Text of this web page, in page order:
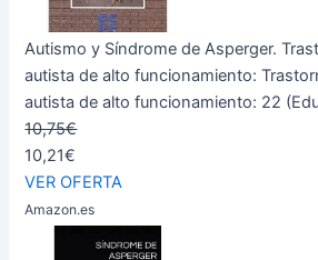
Autismo y Síndrome de Asperger.
autista de alto funcionamiento:
autista de alto funcionamiento: 22
10,75€
10,21€
VER OFERTA
Amazon.es